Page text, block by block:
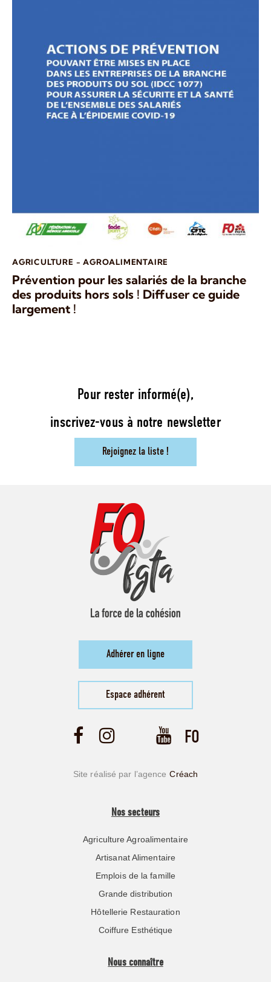
AGRICULTURE - AGROALIMENTAIRE
Prévention pour les salariés de la branche
des produits hors sols ! Diffuser ce guide
largement !
Pour rester informé(e),
inscrivez-vous à notre newsletter
Rejoignez la liste !
Adhérer en ligne
Espace adhérent
Site réalisé par l’agence Créach
Nos secteurs
Agriculture Agroalimentaire
Artisanat Alimentaire
Emplois de la famille
Grande distribution
Hôtellerie Restauration
Coiffure Esthétique
Nous connaître